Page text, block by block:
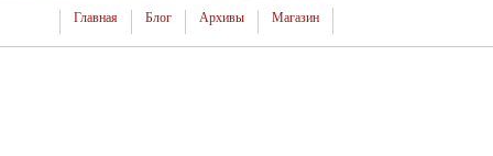
Главная Блог Архивы Магазин